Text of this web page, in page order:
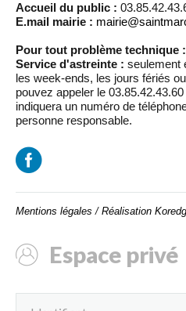
Accueil du public :
E.mail mairie :
Pour tout problème technique :
Service d'astreinte : seulement
les week-ends, les jours fériés
pouvez appeler le
indiquera un numéro de
personne responsable.
Mentions légales / Réalisation
Espace privé